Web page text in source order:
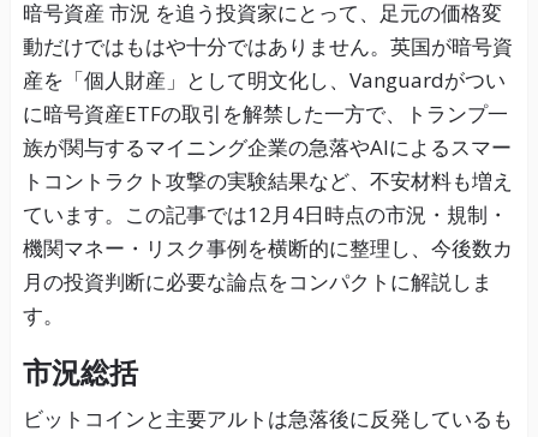
暗号資産 市況 を追う投資家にとって、足元の価格変
動だけではもはや十分ではありません。英国が暗号資
産を「個人財産」として明文化し、Vanguardがつい
に暗号資産ETFの取引を解禁した一方で、トランプ一
族が関与するマイニング企業の急落やAIによるスマー
トコントラクト攻撃の実験結果など、不安材料も増え
ています。この記事では12月4日時点の市況・規制・
機関マネー・リスク事例を横断的に整理し、今後数カ
月の投資判断に必要な論点をコンパクトに解説しま
す。
市況総括
ビットコインと主要アルトは急落後に反発しているも